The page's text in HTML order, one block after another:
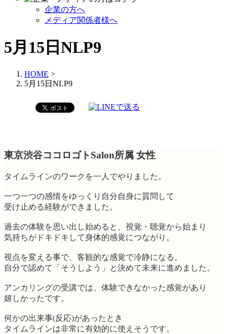
企業の方へ
メディア関係者様へ
5月15日NLP9
HOME >
5月15日NLP9
東京渋谷ココロゴトSalon所属 女性
タイムラインのワークを一人でやりました。
一つ一つの感情をゆっくり自分自身に質問して
受け止める経験ができました。
過去の体験を思い出し始めると、視覚・聴覚から始まり
気持ちがドキドキして身体的感覚につながり。
視点を変える事で、客観的な感覚で冷静になる。
自分で認めて「そうしよう」と決めて未来に進めました。
アンカリングの受講では、体験できなかった感覚があり
嬉しかったです。
何かの出来事(反応)があったとき
タイムラインは非常に有効的に使えそうです。